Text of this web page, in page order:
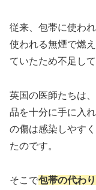
従来、包帯に使わ
使われる無煙で燃
ていたため不足し
英国の医師たちは
品を十分に手に入
の傷は感染しやす
たのです。
そこで包帯の代わ